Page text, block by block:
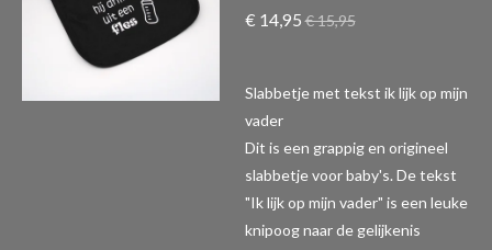
€ 14,95 € 15,95
Slabbetje met tekst ik lijk op mijn
vader
Dit is een grappig en origineel
slabbetje voor baby's. De tekst
"Ik lijk op mijn vader" is een leuke
knipoog naar de gelijkenis